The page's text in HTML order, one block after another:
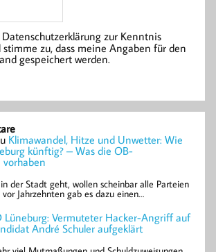
zur Kenntnis
zu, dass meine Angaben für den
gespeichert werden.
Klimawandel, Hitze und Unwetter: Wie
künftig? – Was die OB-
der Stadt geht, wollen scheinbar alle Parteien
Jahrzehnten gab es dazu einen…
Lüneburg: Vermuteter Hacker-Angriff auf
André Schuler aufgeklärt